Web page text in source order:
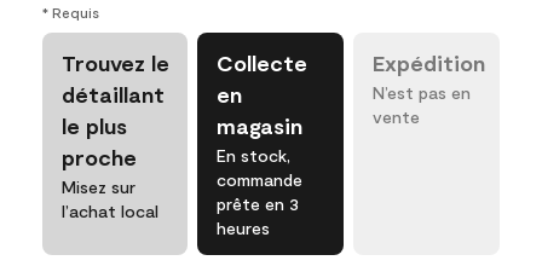
* Requis
Trouvez le
détaillant
le plus
proche
Misez sur
l’achat local
Collecte
en
magasin
En stock,
commande
prête en 3
heures
Expédition
N’est pas en
vente